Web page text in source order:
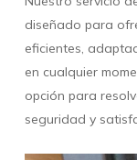
diseñado para
eficientes,
en cualquier
opción para
seguridad y